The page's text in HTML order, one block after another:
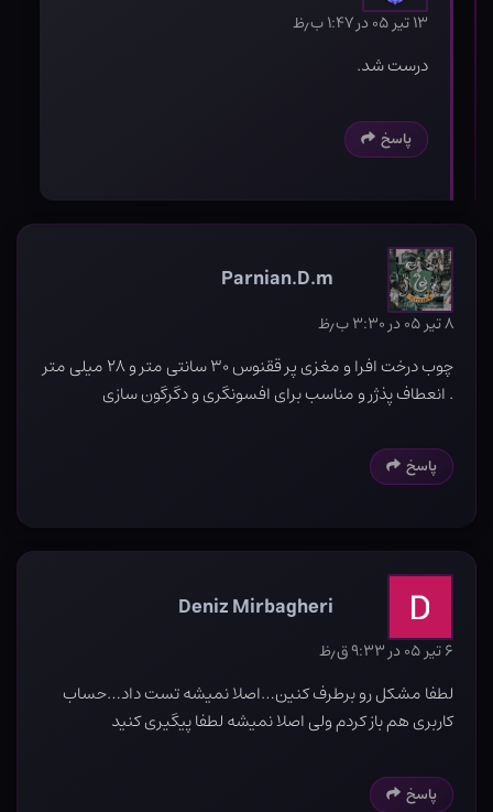
۱۳ تیر ۰۵ در ۱:۴۷ ب٫ظ
درست شد.
پاسخ
Parnian.D.m
۸ تیر ۰۵ در ۳:۳۰ ب٫ظ
چوب درخت افرا و مغزی پر ققنوس ۳۰ سانتی متر و ۲۸ میلی متر
. انعطاف پذژر و مناسب برای افسونگری و دگرگون سازی
پاسخ
Deniz Mirbagheri
۶ تیر ۰۵ در ۹:۳۳ ق٫ظ
لطفا مشکل رو برطرف کنین…اصلا نمیشه تست داد…حساب
کاربری هم باز کردم ولی اصلا نمیشه لطفا پیگیری کنید
پاسخ